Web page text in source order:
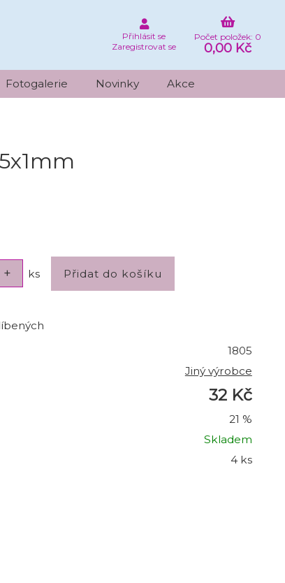
Počet položek: 0
0,00 Kč
Přihlásit se
Zaregistrovat se
Fotogalerie Novinky Akce
ks
1805
Jiný výrobce
32 Kč
21 %
Skladem
4 ks